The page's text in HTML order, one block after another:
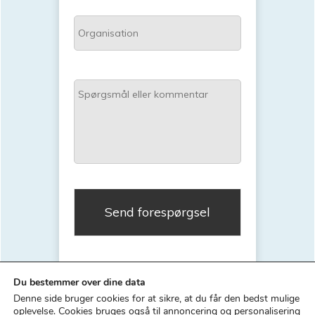
l
*
O
r
g
n
i
n
S
p
s
å
l
r
k
Du bestemmer over dine data
Denne side bruger cookies for at sikre, at du får den bedst mulige
oplevelse. Cookies bruges også til annoncering og personalisering